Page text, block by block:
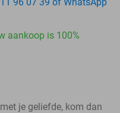
aankoop is 100%
je geliefde, kom dan